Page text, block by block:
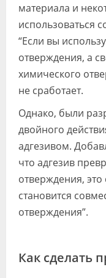
материала и
использоваться
“Если вы
отверждения, а
химического
не сработает.
Однако, были
двойного
адгезивом.
что адгезив
отверждения, это
становится
отверждения”.
Как сделать